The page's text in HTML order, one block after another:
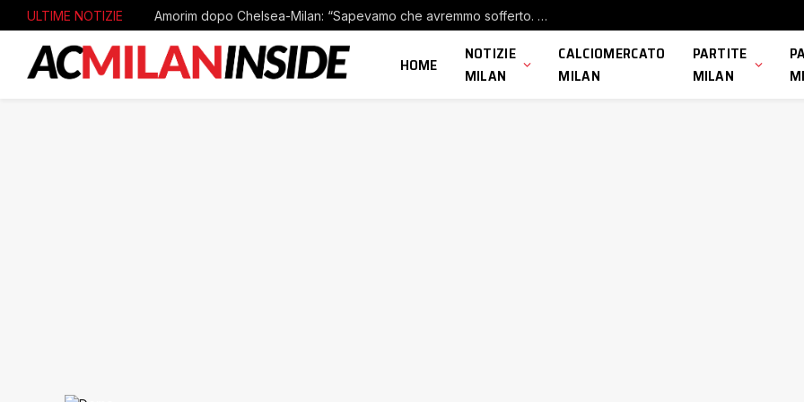
ULTIME NOTIZIE Amorim dopo Chelsea-Milan: “Sapevamo che avremmo sofferto. Ora prenderemo delle decisioni”
HOME
NOTIZIE
MILAN
CALCIOMERCATO
MILAN
PARTITE
MILAN